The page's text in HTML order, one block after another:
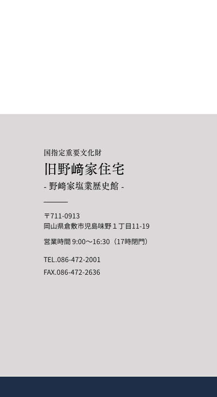
国指定重要文化財
旧野﨑家住宅
- 野﨑家塩業歴史館 -
〒711-0913
岡山県倉敷市児島味野１丁目11-19
営業時間 9:00〜16:30（17時閉門）
TEL.086-472-2001
FAX.086-472-2636